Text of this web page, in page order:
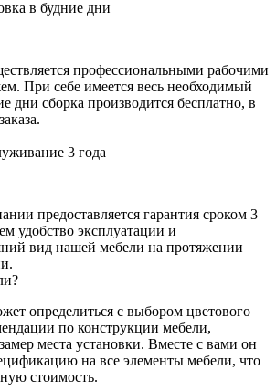
профессиональными рабочими
При себе имеется весь необходимый
дни сборка производится бесплатно, в
предоставляется гарантия сроком 3
удобство эксплуатации и
вид нашей мебели на протяжении
определиться с выбором цветового
по конструкции мебели,
места установки. Вместе с вами он
на все элементы мебели, что
стоимость.